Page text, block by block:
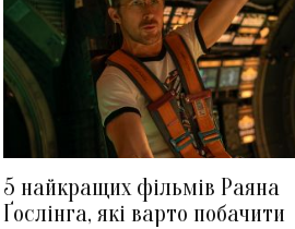
5 найкращих фільмів Раяна
Ґослінга, які варто побачити